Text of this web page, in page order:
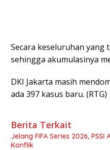
Secara keseluruhan yang
sehingga akumulasinya
DKI Jakarta masih
ada 397 kasus baru. (RTG)
Berita Terkait
Jelang FIFA Series 2026,
Konflik